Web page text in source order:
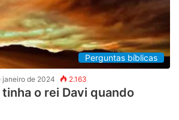
Perguntas bíblicas
janeiro de 2024 2.163
o rei Davi quando